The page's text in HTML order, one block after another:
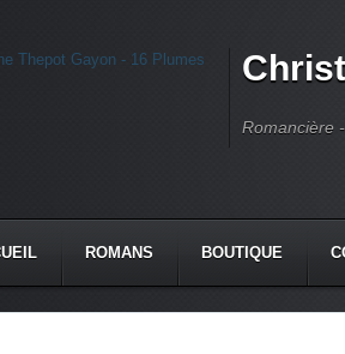
Romancière
ROMANS BOUTIQUE